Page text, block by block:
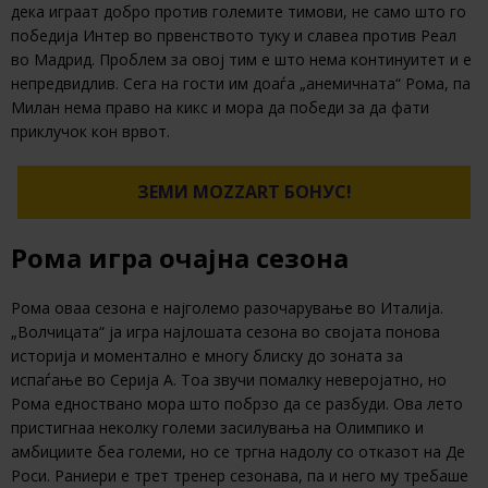
дека играат добро против големите тимови, не само што го
победија Интер во првенството туку и славеа против Реал
во Мадрид. Проблем за овој тим е што нема континуитет и е
непредвидлив. Сега на гости им доаѓа „анемичната“ Рома, па
Милан нема право на кикс и мора да победи за да фати
приклучок кон врвот.
ЗЕМИ MOZZART БОНУС!
Рома игра очајна сезона
Рома оваа сезона е најголемо разочарување во Италија.
„Волчицата“ ја игра најлошата сезона во својата понова
историја и моментално е многу блиску до зоната за
испаѓање во Серија А. Тоа звучи помалку неверојатно, но
Рома едноствано мора што побрзо да се разбуди. Ова лето
пристигнаа неколку големи засилувања на Олимпико и
амбициите беа големи, но се тргна надолу со отказот на Де
Роси. Раниери е трет тренер сезонава, па и него му требаше